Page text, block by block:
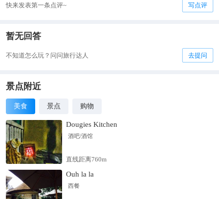
快来发表第一条点评~ 写点评
暂无回答
不知道怎么玩？问问旅行达人 去提问
景点附近
美食 景点 购物
Dougies Kitchen
酒吧/酒馆
直线距离760m
Ouh la la
西餐